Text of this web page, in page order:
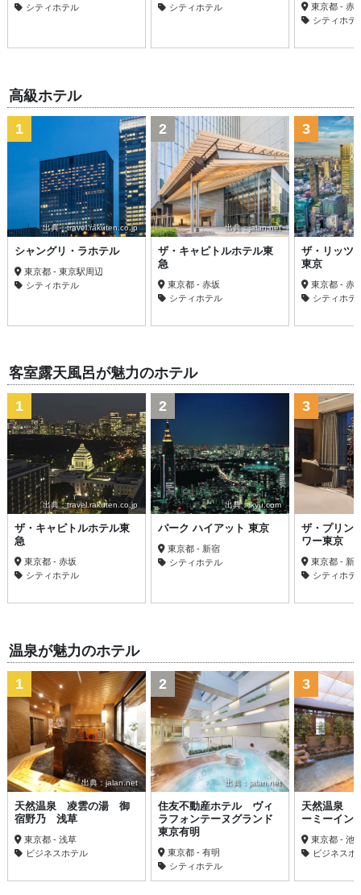
シティホテル
シティホテル
東京都 - 赤
シティホテ
高級ホテル
出典：travel.rakuten.co.jp
1
シャングリ・ラホテル
東京都 - 東京駅周辺
シティホテル
出典：jalan.net
2
ザ・キャピトルホテル東
急
東京都 - 赤坂
シティホテル
3
ザ・リッツ
東京
東京都 - 赤
シティホテ
客室露天風呂が魅力のホテル
出典：travel.rakuten.co.jp
1
ザ・キャピトルホテル東
急
東京都 - 赤坂
シティホテル
出典：ikyu.com
2
パーク ハイアット 東京
東京都 - 新宿
シティホテル
3
ザ・プリン
ワー東京
東京都 - 新
シティホテ
温泉が魅力のホテル
出典：jalan.net
1
天然温泉 凌雲の湯 御
宿野乃 浅草
東京都 - 浅草
ビジネスホテル
出典：jalan.net
2
住友不動産ホテル ヴィ
ラフォンテーヌグランド
東京有明
東京都 - 有明
シティホテル
3
天然温泉
ーミーイン
東京都 - 池
ビジネスホ